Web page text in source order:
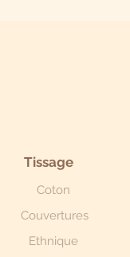
Tissage
Coton
Couvertures
Ethnique